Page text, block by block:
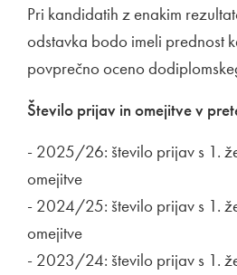
Pri kandidatih z enakim
odstavka bodo imeli prednost
povprečno oceno
Število prijav in omejitve v
- 2025/26: število prijav s 1.
omejitve
- 2024/25: število prijav s 1.
omejitve
- 2023/24: število prijav s 1.